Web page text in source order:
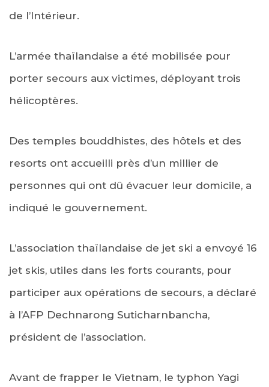
de l’Intérieur.
L’armée thaïlandaise a été mobilisée pour
porter secours aux victimes, déployant trois
hélicoptères.
Des temples bouddhistes, des hôtels et des
resorts ont accueilli près d’un millier de
personnes qui ont dû évacuer leur domicile, a
indiqué le gouvernement.
L’association thaïlandaise de jet ski a envoyé 16
jet skis, utiles dans les forts courants, pour
participer aux opérations de secours, a déclaré
à l’AFP Dechnarong Suticharnbancha,
président de l’association.
Avant de frapper le Vietnam, le typhon Yagi